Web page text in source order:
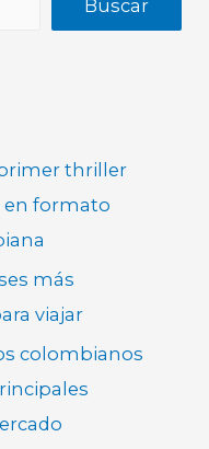
Buscar
thriller
formato
más
viajar
colombianos